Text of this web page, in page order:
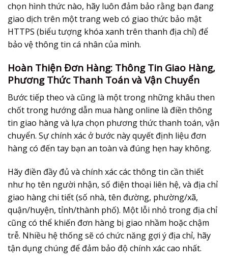
chọn hình thức nào, hãy luôn đảm bảo rằng bạn đang
giao dịch trên một trang web có giao thức bảo mật
HTTPS (biểu tượng khóa xanh trên thanh địa chỉ) để
bảo vệ thông tin cá nhân của mình.
Hoàn Thiện Đơn Hàng: Thông Tin Giao Hàng,
Phương Thức Thanh Toán và Vận Chuyển
Bước tiếp theo và cũng là một trong những khâu then
chốt trong hướng dẫn mua hàng online là điền thông
tin giao hàng và lựa chọn phương thức thanh toán, vận
chuyển. Sự chính xác ở bước này quyết định liệu đơn
hàng có đến tay bạn an toàn và đúng hẹn hay không.
Hãy điền đầy đủ và chính xác các thông tin cần thiết
như họ tên người nhận, số điện thoại liên hệ, và địa chỉ
giao hàng chi tiết (số nhà, tên đường, phường/xã,
quận/huyện, tỉnh/thành phố). Một lỗi nhỏ trong địa chỉ
cũng có thể khiến đơn hàng bị giao nhầm hoặc chậm
trễ. Nhiều hệ thống sẽ có chức năng gợi ý địa chỉ, hãy
tận dụng chúng để đảm bảo độ chính xác cao nhất.